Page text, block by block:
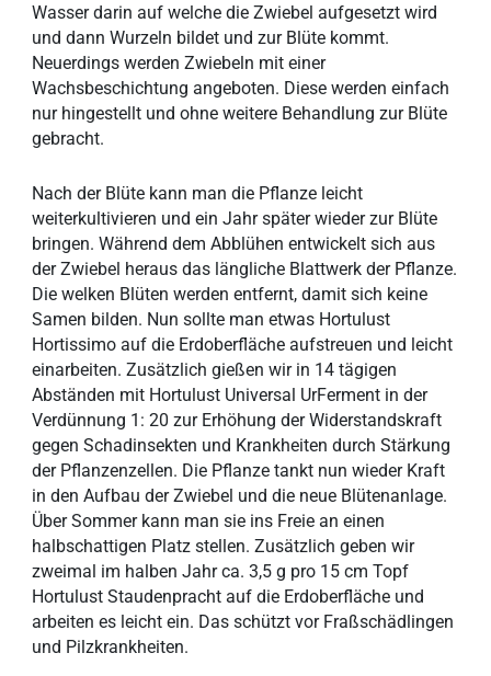
Wasser darin auf welche die Zwiebel aufgesetzt wird
und dann Wurzeln bildet und zur Blüte kommt.
Neuerdings werden Zwiebeln mit einer
Wachsbeschichtung angeboten. Diese werden einfach
nur hingestellt und ohne weitere Behandlung zur Blüte
gebracht.
Nach der Blüte kann man die Pflanze leicht
weiterkultivieren und ein Jahr später wieder zur Blüte
bringen. Während dem Abblühen entwickelt sich aus
der Zwiebel heraus das längliche Blattwerk der Pflanze.
Die welken Blüten werden entfernt, damit sich keine
Samen bilden. Nun sollte man etwas Hortulust
Hortissimo auf die Erdoberfläche aufstreuen und leicht
einarbeiten. Zusätzlich gießen wir in 14 tägigen
Abständen mit Hortulust Universal UrFerment in der
Verdünnung 1: 20 zur Erhöhung der Widerstandskraft
gegen Schadinsekten und Krankheiten durch Stärkung
der Pflanzenzellen. Die Pflanze tankt nun wieder Kraft
in den Aufbau der Zwiebel und die neue Blütenanlage.
Über Sommer kann man sie ins Freie an einen
halbschattigen Platz stellen. Zusätzlich geben wir
zweimal im halben Jahr ca. 3,5 g pro 15 cm Topf
Hortulust Staudenpracht auf die Erdoberfläche und
arbeiten es leicht ein. Das schützt vor Fraßschädlingen
und Pilzkrankheiten.